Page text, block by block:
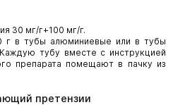
30 мг/г+100 мг/г.
г в тубы алюминиевые или в тубы
тубу вместе с инструкцией
препарата помещают в пачку из
претензии